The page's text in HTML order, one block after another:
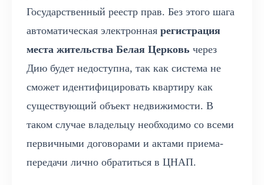
Государственный реестр прав. Без этого шага
автоматическая электронная регистрация
места жительства Белая Церковь через
Дию будет недоступна, так как система не
сможет идентифицировать квартиру как
существующий объект недвижимости. В
таком случае владельцу необходимо со всеми
первичными договорами и актами приема-
передачи лично обратиться в ЦНАП.